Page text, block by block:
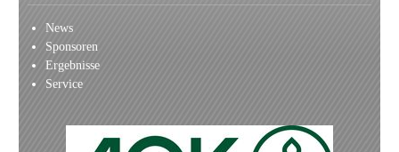
News
Sponsoren
Ergebnisse
Service